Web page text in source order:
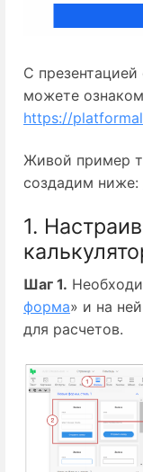
С презентацией
можете
https://
Живой пример
создадим ниже:
1.
Шаг 1.
форма» и на
для расчетов.